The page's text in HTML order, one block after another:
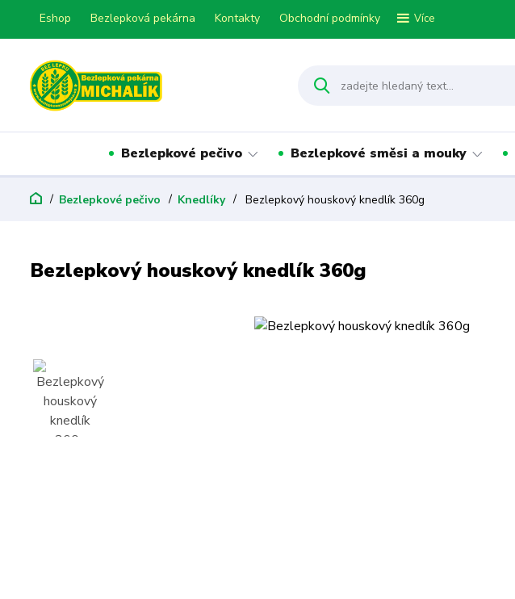
Eshop Bezlepková pekárna Kontakty Obchodní podmínky Více
Bezlepkové pečivo Bezlepkové směsi a mouky
Bezlepkové pečivo Knedlíky Bezlepkový houskový knedlík 360g
Bezlepkový houskový knedlík 360g